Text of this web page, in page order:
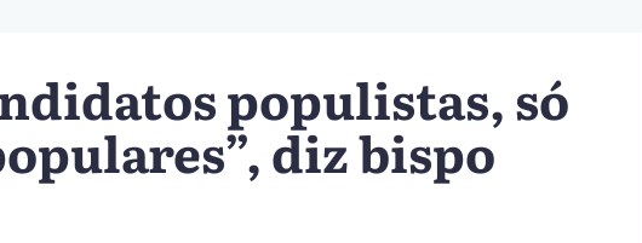
populistas, só
diz bispo